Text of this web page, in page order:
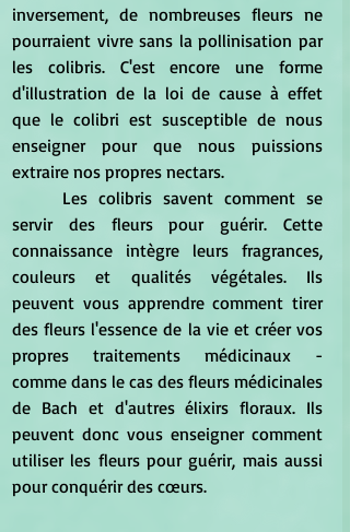
inversement, de nombreuses fleurs ne
pourraient vivre sans la pollinisation par
les colibris. C'est encore une forme
d'illustration de la loi de cause à effet
que le colibri est susceptible de nous
enseigner pour que nous puissions
extraire nos propres nectars.
servir des fleurs pour guérir. Cette
connaissance intègre leurs fragrances,
couleurs et qualités végétales. Ils
peuvent vous apprendre comment tirer
des fleurs l'essence de la vie et créer vos
propres traitements médicinaux -
comme dans le cas des fleurs médicinales
de Bach et d'autres élixirs floraux. Ils
peuvent donc vous enseigner comment
utiliser les fleurs pour guérir, mais aussi
pour conquérir des cœurs.